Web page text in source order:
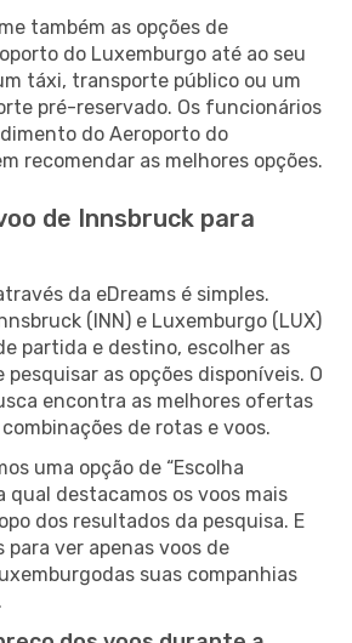
também as opções de
do Luxemburgo até ao seu
táxi, transporte público ou um
pré-reservado. Os funcionários
do Aeroporto do
recomendar as melhores opções.
de Innsbruck para
da eDreams é simples.
(INN) e Luxemburgo (LUX)
partida e destino, escolher as
as opções disponíveis. O
encontra as melhores ofertas
de rotas e voos.
uma opção de “Escolha
qual destacamos os voos mais
dos resultados da pesquisa. E
para ver apenas voos de
suas companhias